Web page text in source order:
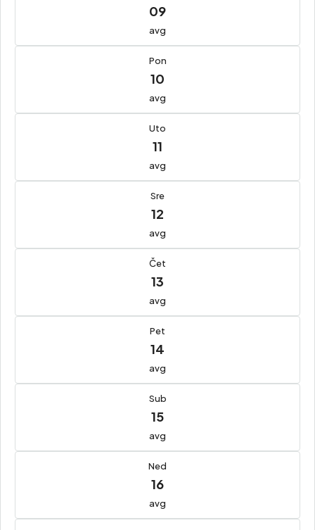
09
avg
Pon
10
avg
Uto
11
avg
Sre
12
avg
Čet
13
avg
Pet
14
avg
Sub
15
avg
Ned
16
avg